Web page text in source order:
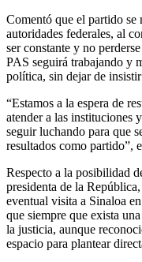
Comentó que el partido se
autoridades federales, al
ser constante y no
PAS seguirá trabajando y
política, sin dejar de
“Estamos a la espera de
atender a las instituciones
seguir luchando para que
resultados como partido”,
Respecto a la posibilidad
presidenta de la
eventual visita a Sinaloa
que siempre que exista
la justicia, aunque
espacio para plantear